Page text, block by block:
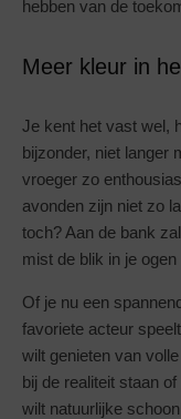
hebben van de
Meer kleur in
Je kent het vast wel,
bijzonder, niet langer
vroeger zo
avonden zijn niet zo
toch? Aan de bank
mist de blik in je
Of je nu een
favoriete acteur
wilt genieten van
bij de realiteit staan
wilt natuurlijke